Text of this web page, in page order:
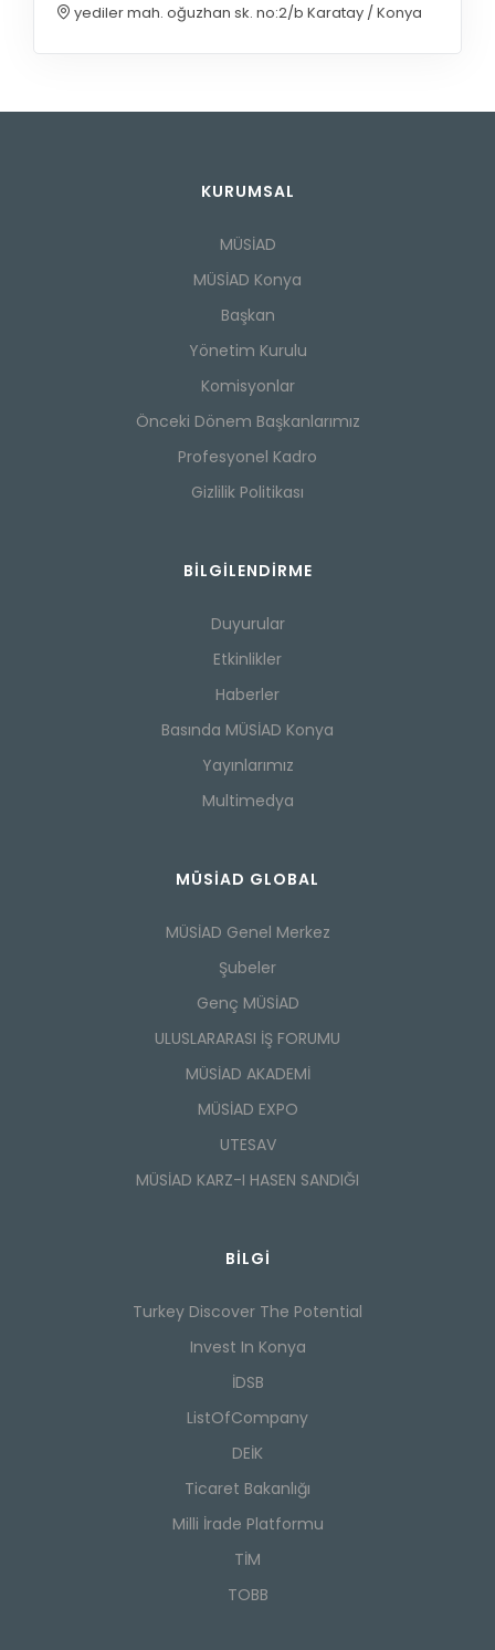
yediler mah. oğuzhan sk. no:2/b Karatay / Konya
KURUMSAL
MÜSİAD
MÜSİAD Konya
Başkan
Yönetim Kurulu
Komisyonlar
Önceki Dönem Başkanlarımız
Profesyonel Kadro
Gizlilik Politikası
BILGILENDIRME
Duyurular
Etkinlikler
Haberler
Basında MÜSİAD Konya
Yayınlarımız
Multimedya
MÜSİAD GLOBAL
MÜSİAD Genel Merkez
Şubeler
Genç MÜSİAD
ULUSLARARASI İŞ FORUMU
MÜSİAD AKADEMİ
MÜSİAD EXPO
UTESAV
MÜSİAD KARZ-I HASEN SANDIĞI
BILGI
Turkey Discover The Potential
Invest In Konya
İDSB
ListOfCompany
DEİK
Ticaret Bakanlığı
Milli İrade Platformu
TİM
TOBB